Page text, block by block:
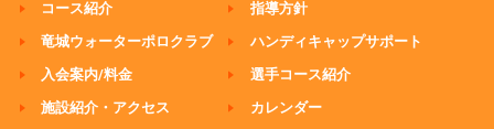
コース紹介
竜城ウォーターポロクラブ
入会案内/料金
施設紹介・アクセス
指導方針
ハンディキャップサポート
選手コース紹介
カレンダー